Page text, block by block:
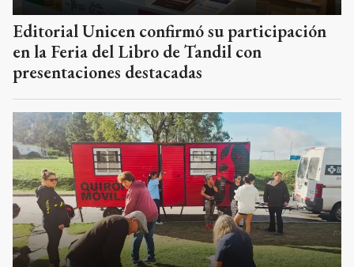
Editorial Unicen confirmó su participación
en la Feria del Libro de Tandil con
presentaciones destacadas